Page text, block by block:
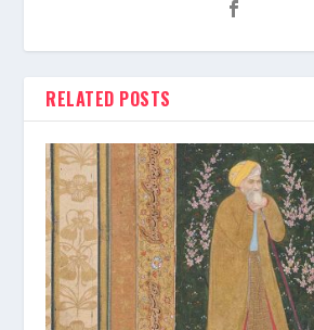
RELATED POSTS